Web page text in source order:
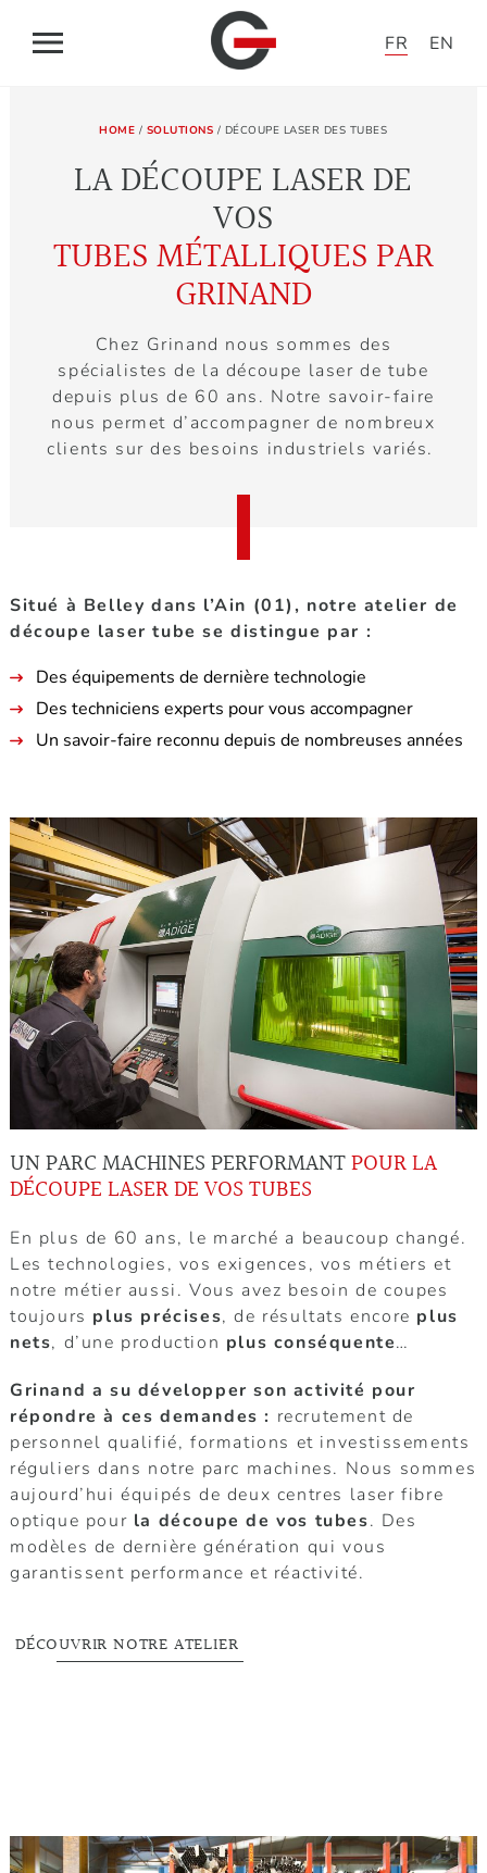
SOLUTIONS
APPLICATIONS
L’ACTUALITÉ DU TUBE
CONTACT
EN
FR
HOME / SOLUTIONS / DÉCOUPE LASER DES TUBES
LA DÉCOUPE LASER DE
VOS
TUBES MÉTALLIQUES PAR
GRINAND
Chez Grinand nous sommes des
spécialistes de la découpe laser de tube
depuis plus de 60 ans. Notre savoir-faire
nous permet d’accompagner de nombreux
clients sur des besoins industriels variés.
Situé à Belley dans l’Ain (01), notre atelier de
découpe laser tube se distingue par :
Des équipements de dernière technologie
Des techniciens experts pour vous accompagner
Un savoir-faire reconnu depuis de nombreuses années
UN PARC MACHINES PERFORMANTPOUR LA
DÉCOUPE LASER DE VOS TUBES
En plus de 60 ans, le marché a beaucoup changé.
Les technologies, vos exigences, vos métiers et
notre métier aussi. Vous avez besoin de coupes
toujours plus précises, de résultats encore plus
nets, d’une production plus conséquente…
Grinand a su développer son activité pour
répondre à ces demandes : recrutement de
personnel qualifié, formations et investissements
réguliers dans notre parc machines. Nous sommes
aujourd’hui équipés de deux centres laser fibre
optique pour la découpe de vos tubes. Des
modèles de dernière génération qui vous
garantissent performance et réactivité.
DÉCOUVRIR NOTRE ATELIER
Panneau de gestion des cookies